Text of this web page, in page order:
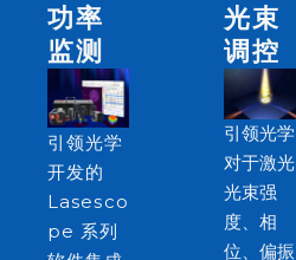
功率
监测
引领光学
开发的
Lasesco
pe 系列
光束
调控
引领光学
对于激光
光束强
度、相
位、偏振